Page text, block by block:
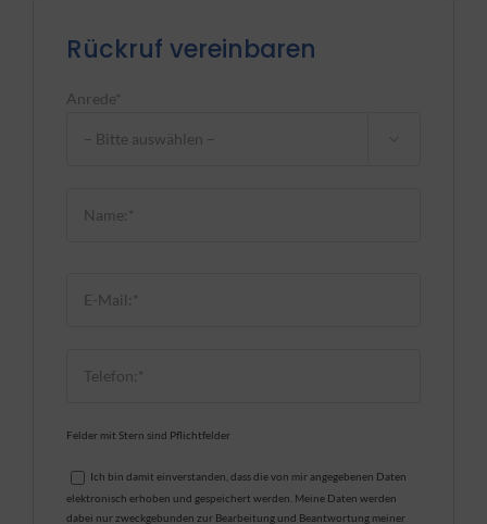
Rückruf vereinbaren
Anrede*
Felder mit Stern sind Pflichtfelder
Ich bin damit einverstanden, dass die von mir angegebenen Daten
elektronisch erhoben und gespeichert werden. Meine Daten werden
dabei nur zweckgebunden zur Bearbeitung und Beantwortung meiner